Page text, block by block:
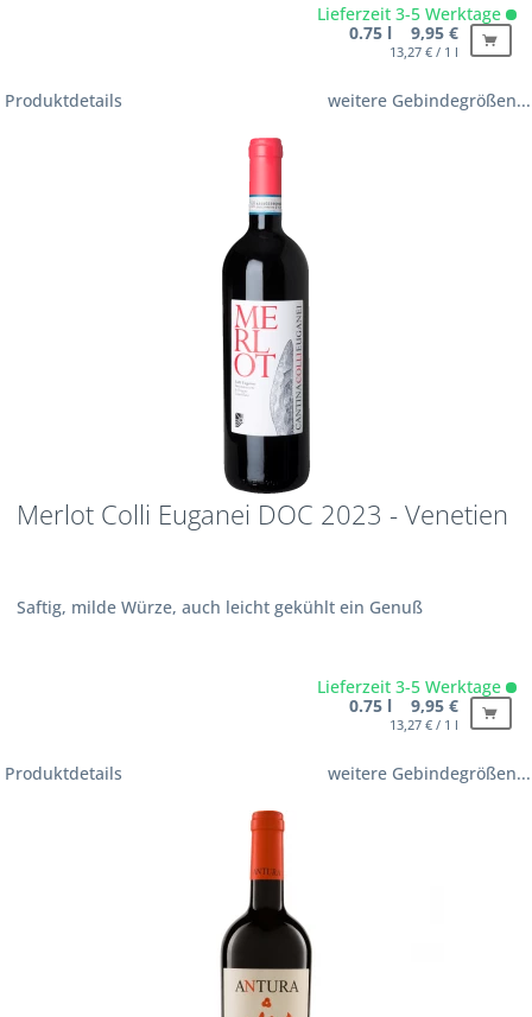
Lieferzeit 3-5 Werktage
0.75 l 9,95 €
13,27 € / 1 l
Produktdetails weitere Gebindegrößen...
Merlot Colli Euganei DOC 2023 - Venetien
Saftig, milde Würze, auch leicht gekühlt ein Genuß
Lieferzeit 3-5 Werktage
0.75 l 9,95 €
13,27 € / 1 l
Produktdetails weitere Gebindegrößen...